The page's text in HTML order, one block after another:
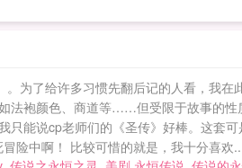
为了给许多习惯先翻后记的人看，我
袍颜色、商道等……但受限于故事的性
能说cp老师们的《圣传》好棒。这套
险中啊！ 比较可惜的就是，我十分喜欢